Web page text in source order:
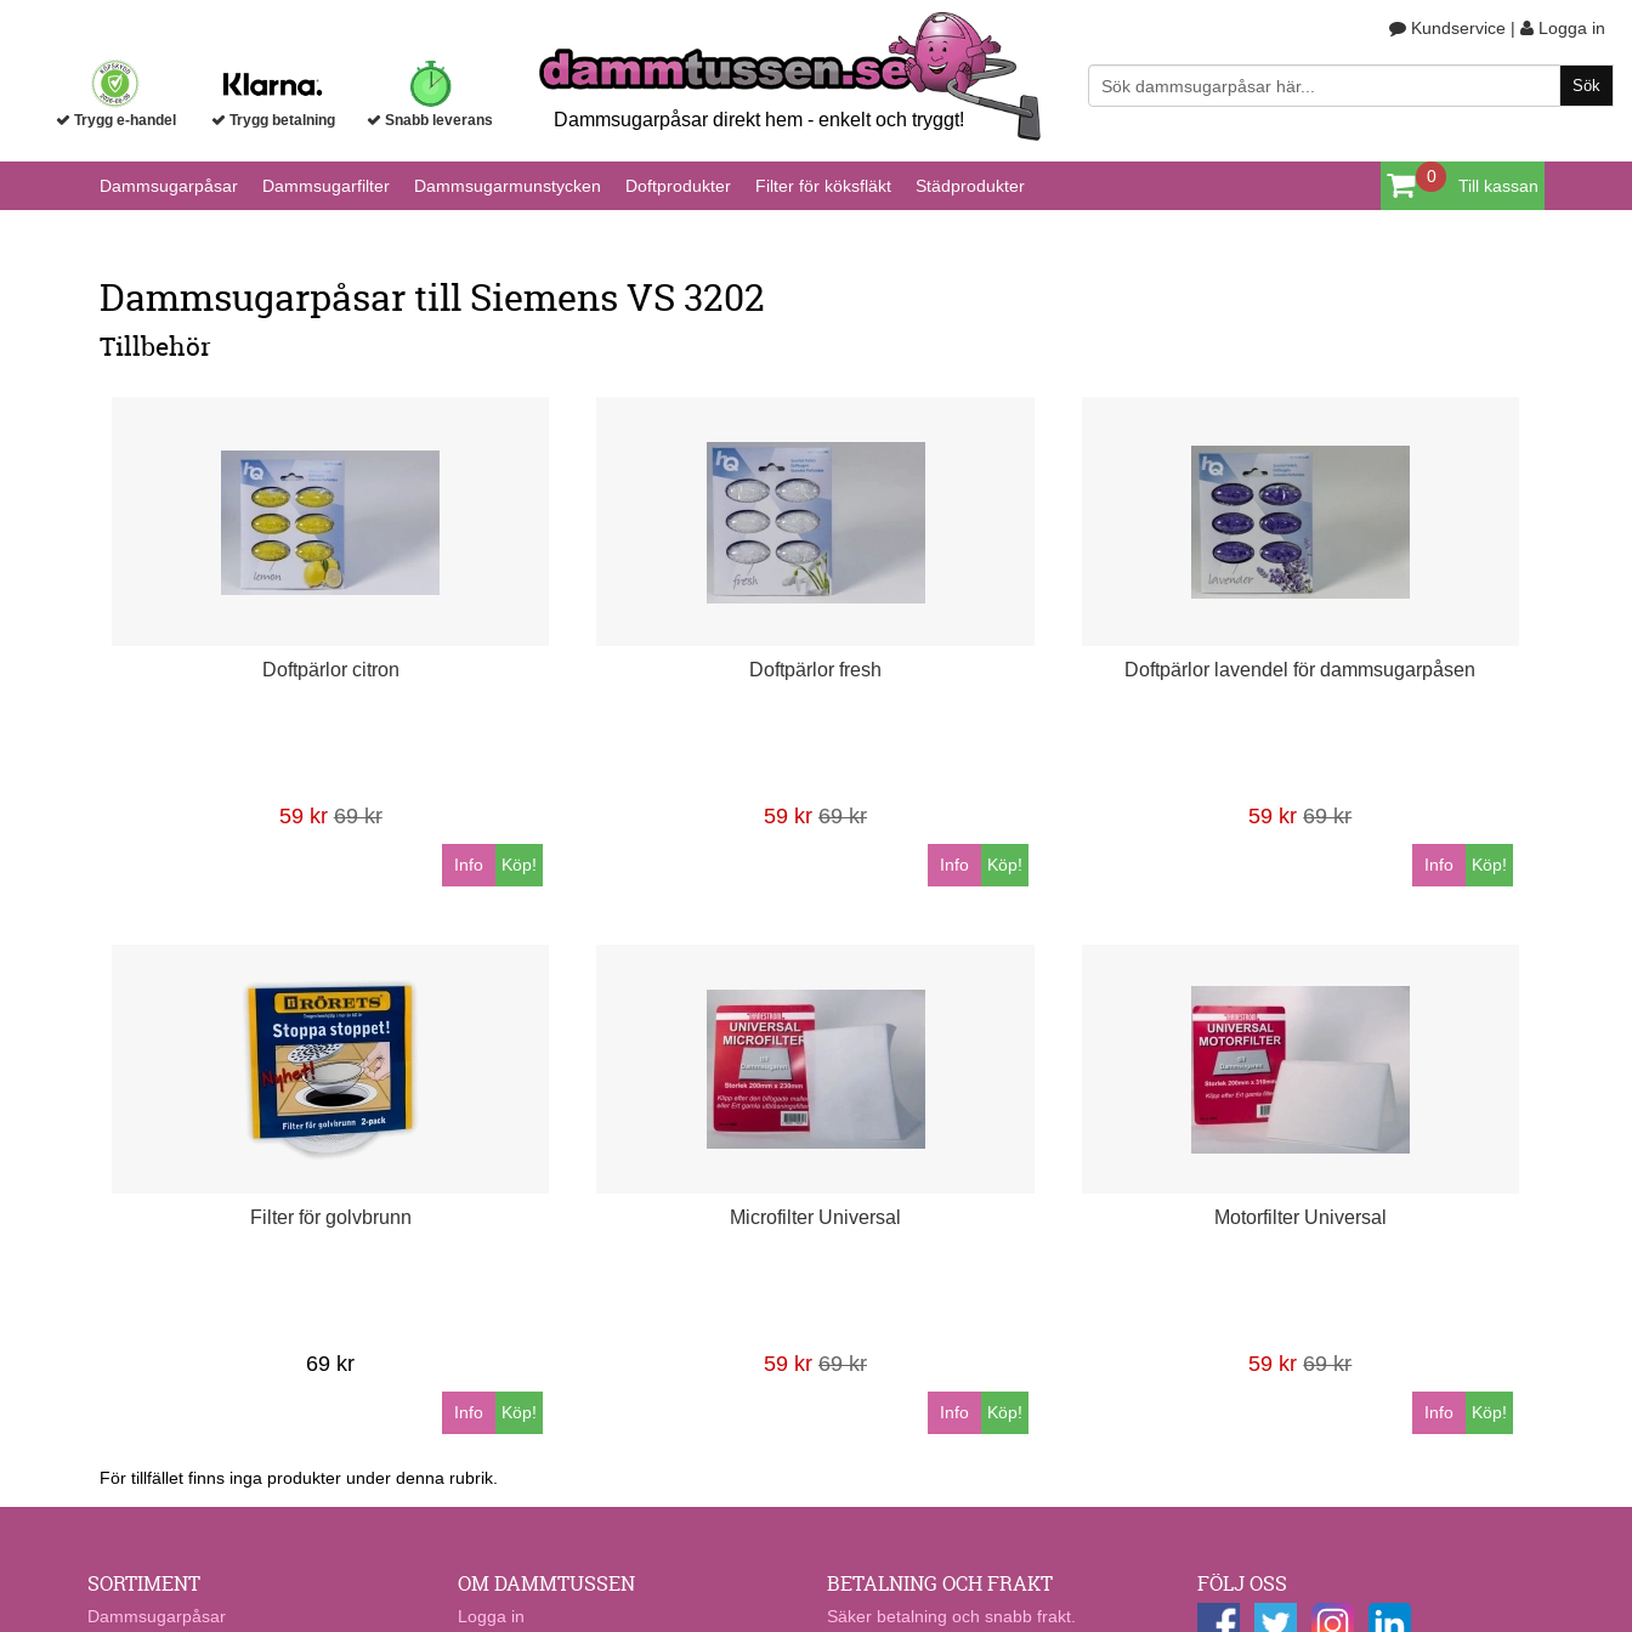
Dammsugarpåsar direkt hem - enkelt och tryggt!
Trygg e-handel Trygg betalning Snabb leverans
Kundservice | Logga in
0 Till kassan
Dammsugarpåsar Dammsugarfilter Dammsugarmunstycken Doftprodukter Filter för köksfläkt Städprodukter
Dammsugarpåsar till Siemens VS 3202
Tillbehör
Doftpärlor citron
59 kr 69 kr
Köp!
Info
Doftpärlor fresh
59 kr 69 kr
Köp!
Info
Doftpärlor lavendel för dammsugarpåsen
59 kr 69 kr
Köp!
Info
Filter för golvbrunn
69 kr
Köp!
Info
Microfilter Universal
59 kr 69 kr
Köp!
Info
Motorfilter Universal
59 kr 69 kr
Köp!
Info
För tillfället finns inga produkter under denna rubrik.
SORTIMENT
Dammsugarpåsar
OM DAMMTUSSEN
Logga in
BETALNING OCH FRAKT
Säker betalning och snabb frakt.
FÖLJ OSS